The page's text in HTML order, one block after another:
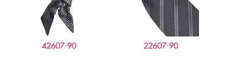
42607-90 22607-90